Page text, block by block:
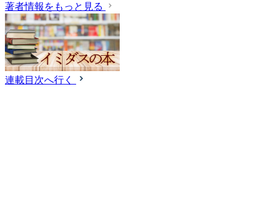
著者情報をもっと見る
連載目次へ行く